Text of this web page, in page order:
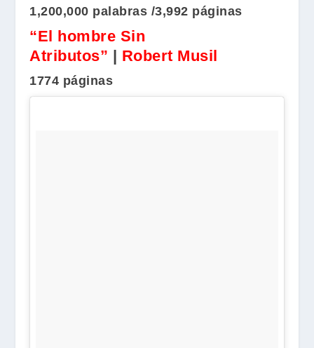
1,200,000 palabras /3,992 páginas
“El hombre Sin
Atributos” | Robert Musil
1774 páginas